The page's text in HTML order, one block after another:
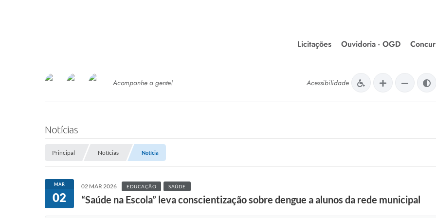
Licitações
Editais de Licitações
Chamamentos Públicos
Ouvidoria - OGD
SERVIÇOS
SEMED
Processo de Contratação -
Concursos e Processos Seletivos
Esporte
Meio Ambiente
Acompanhe a gente! Acessibilidade
Notícias
Principal Notícias Notícia
MAR
02
02 MAR 2026 EDUCAÇÃO SAÚDE
“Saúde na Escola” leva conscientização sobre dengue a alunos da rede municipal